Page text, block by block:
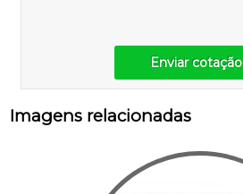
Enviar cotação
Imagens relacionadas